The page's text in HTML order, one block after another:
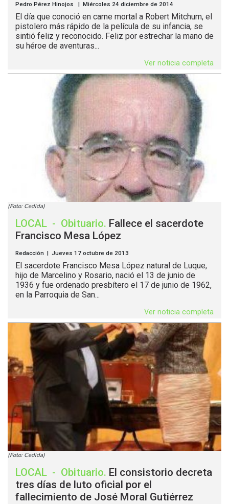
Pedro Pérez Hinojos | Miércoles 24 diciembre de 2014
El día que conoció en carne mortal a Robert Mitchum, el
pistolero más rápido de la película de su infancia, se
sintió feliz y reconocido. Feliz por estrechar la mano de
su héroe de aventuras...
Ver noticia completa
(Foto: Cedida)
LOCAL - Obituario. Fallece el sacerdote
Francisco Mesa López
Redacción | Jueves 17 octubre de 2013
El sacerdote Francisco Mesa López natural de Luque,
hijo de Marcelino y Rosario, nació el 13 de junio de
1936 y fue ordenado presbítero el 17 de junio de 1962,
en la Parroquia de San...
Ver noticia completa
(Foto: Cedida)
LOCAL - Obituario. El consistorio decreta
tres días de luto oficial por el
fallecimiento de José Moral Gutiérrez